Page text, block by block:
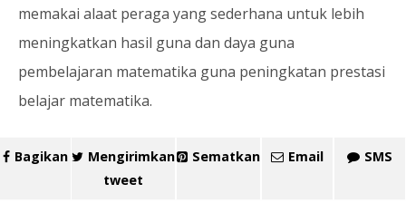
memakai alaat peraga yang sederhana untuk lebih
meningkatkan hasil guna dan daya guna
pembelajaran matematika guna peningkatan prestasi
belajar matematika.
Bagikan
Mengirimkan
tweet
Sematkan Email SMS